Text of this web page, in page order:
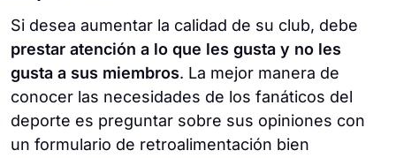
Si desea aumentar la calidad de su club, debe
prestar atención a lo que les gusta y no les
gusta a sus miembros. La mejor manera de
conocer las necesidades de los fanáticos del
deporte es preguntar sobre sus opiniones con
un formulario de retroalimentación bien